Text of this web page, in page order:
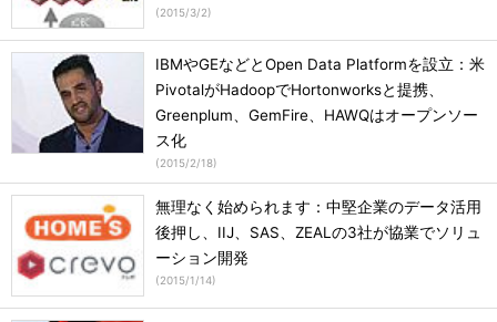
(2015/3/2)
IBMやGEなどとOpen Data Platformを設立：米
PivotalがHadoopでHortonworksと提携、
Greenplum、GemFire、HAWQはオープンソー
ス化
(2015/2/18)
無理なく始められます：中堅企業のデータ活用
後押し、IIJ、SAS、ZEALの3社が協業でソリュ
ーション開発
(2015/1/14)